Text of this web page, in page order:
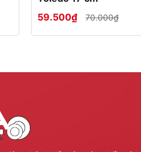
59.500₫
70.000₫